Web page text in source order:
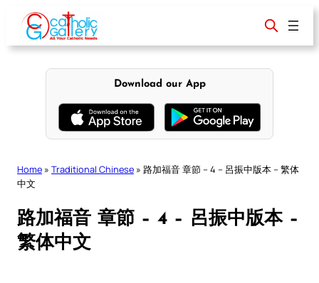
content
Download our App
Home » Traditional Chinese » 路加福音 章節 – 4 – 呂振中版本 – 繁体
中文
路加福音 章節 – 4 – 呂振中版本 –
繁体中文